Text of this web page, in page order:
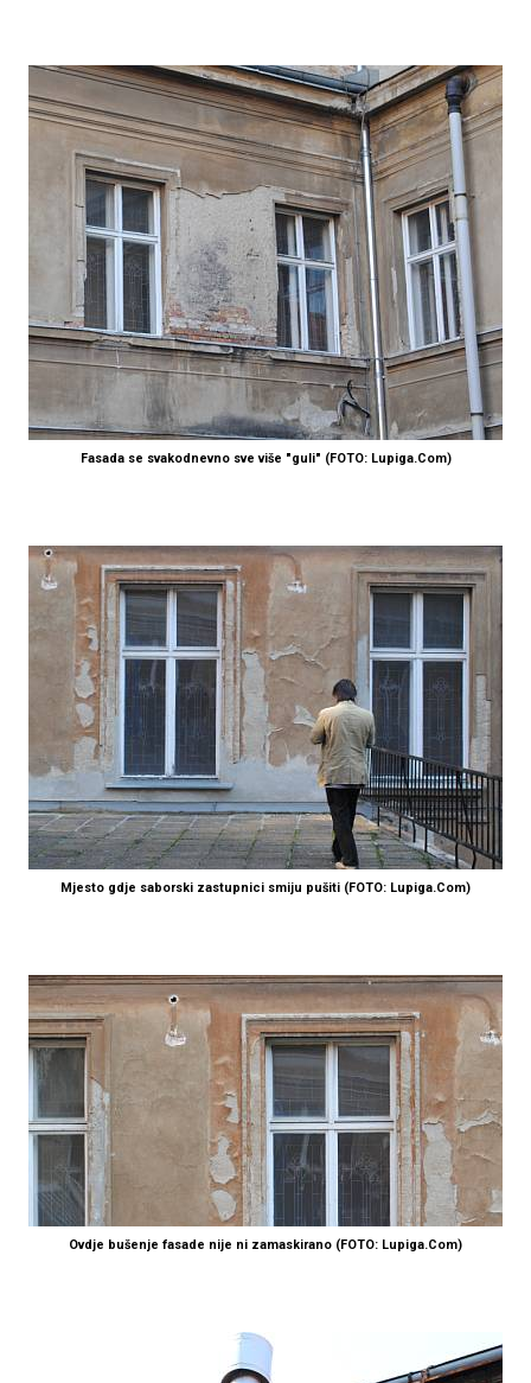
Fasada se svakodnevno sve više "guli" (FOTO: Lupiga.Com)
Mjesto gdje saborski zastupnici smiju pušiti (FOTO: Lupiga.Com)
Ovdje bušenje fasade nije ni zamaskirano (FOTO: Lupiga.Com)